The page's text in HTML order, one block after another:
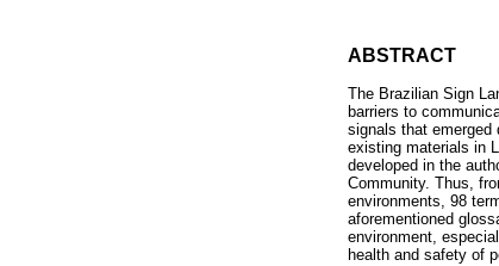
ABSTRACT
The Brazilian Sign
barriers to
signals that emerged
existing materials in
developed in the
Community. Thus,
environments, 98
aforementioned
environment,
health and safety of